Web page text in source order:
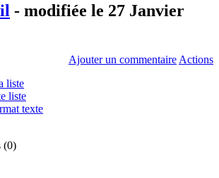
- modifiée le 27 Janvier
Ajouter un commentaire Actions
liste
liste
texte
(0)